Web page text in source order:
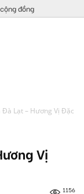
đồng
Đà Lạt – Hương Vị Đặc
Vị
1156